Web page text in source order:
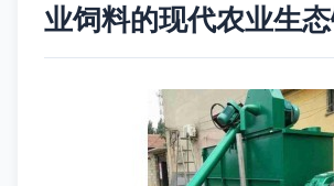
业饲料的现代农业生